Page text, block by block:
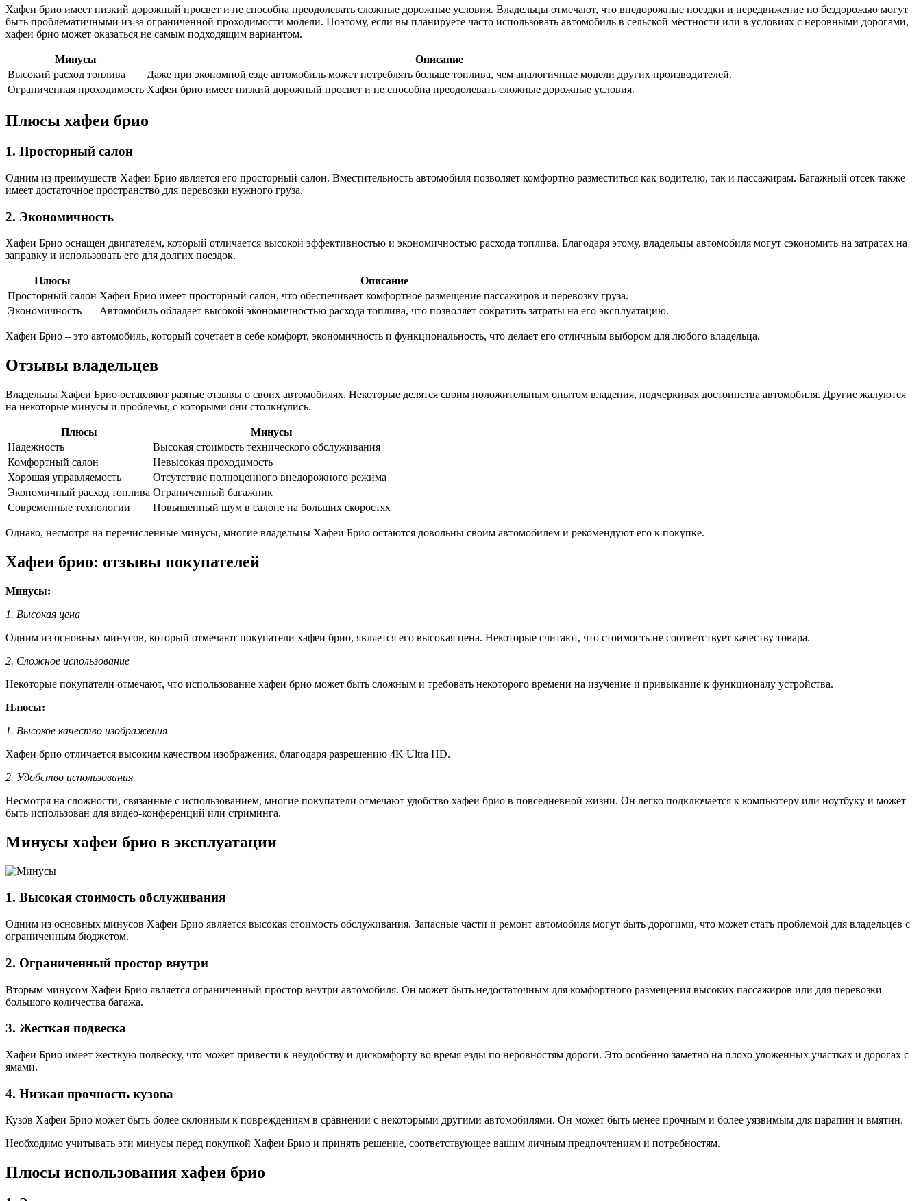
Хафеи брио имеет низкий дорожный просвет и не способна преодолевать сложные дорожные условия. Владельцы отмечают, что внедорожные поездки и передвижение по бездорожью могут
быть проблематичными из-за ограниченной проходимости модели. Поэтому, если вы планируете часто использовать автомобиль в сельской местности или в условиях с неровными дорогами,
хафеи брио может оказаться не самым подходящим вариантом.
Минусы
Описание
Высокий расход топлива
Даже при экономной езде автомобиль может потреблять больше топлива, чем аналогичные модели других производителей.
Ограниченная проходимость Хафеи брио имеет низкий дорожный просвет и не способна преодолевать сложные дорожные условия.
Плюсы хафеи брио
1. Просторный салон
Одним из преимуществ Хафеи Брио является его просторный салон. Вместительность автомобиля позволяет комфортно разместиться как водителю, так и пассажирам. Багажный отсек также
имеет достаточное пространство для перевозки нужного груза.
2. Экономичность
Хафеи Брио оснащен двигателем, который отличается высокой эффективностью и экономичностью расхода топлива. Благодаря этому, владельцы автомобиля могут сэкономить на затратах на
заправку и использовать его для долгих поездок.
Плюсы
Описание
Просторный салон Хафеи Брио имеет просторный салон, что обеспечивает комфортное размещение пассажиров и перевозку груза.
Экономичность
Автомобиль обладает высокой экономичностью расхода топлива, что позволяет сократить затраты на его эксплуатацию.
Хафеи Брио – это автомобиль, который сочетает в себе комфорт, экономичность и функциональность, что делает его отличным выбором для любого владельца.
Отзывы владельцев
Владельцы Хафеи Брио оставляют разные отзывы о своих автомобилях. Некоторые делятся своим положительным опытом владения, подчеркивая достоинства автомобиля. Другие жалуются
на некоторые минусы и проблемы, с которыми они столкнулись.
Плюсы
Минусы
Надежность
Высокая стоимость технического обслуживания
Комфортный салон
Невысокая проходимость
Хорошая управляемость
Отсутствие полноценного внедорожного режима
Экономичный расход топлива Ограниченный багажник
Современные технологии
Повышенный шум в салоне на больших скоростях
Однако, несмотря на перечисленные минусы, многие владельцы Хафеи Брио остаются довольны своим автомобилем и рекомендуют его к покупке.
Хафеи брио: отзывы покупателей
Минусы:
1. Высокая цена
Одним из основных минусов, который отмечают покупатели хафеи брио, является его высокая цена. Некоторые считают, что стоимость не соответствует качеству товара.
2. Сложное использование
Некоторые покупатели отмечают, что использование хафеи брио может быть сложным и требовать некоторого времени на изучение и привыкание к функционалу устройства.
Плюсы:
1. Высокое качество изображения
Хафеи брио отличается высоким качеством изображения, благодаря разрешению 4K Ultra HD.
2. Удобство использования
Несмотря на сложности, связанные с использованием, многие покупатели отмечают удобство хафеи брио в повседневной жизни. Он легко подключается к компьютеру или ноутбуку и может
быть использован для видео-конференций или стриминга.
Минусы хафеи брио в эксплуатации
1. Высокая стоимость обслуживания
Одним из основных минусов Хафеи Брио является высокая стоимость обслуживания. Запасные части и ремонт автомобиля могут быть дорогими, что может стать проблемой для владельцев с
ограниченным бюджетом.
2. Ограниченный простор внутри
Вторым минусом Хафеи Брио является ограниченный простор внутри автомобиля. Он может быть недостаточным для комфортного размещения высоких пассажиров или для перевозки
большого количества багажа.
3. Жесткая подвеска
Хафеи Брио имеет жесткую подвеску, что может привести к неудобству и дискомфорту во время езды по неровностям дороги. Это особенно заметно на плохо уложенных участках и дорогах с
ямами.
4. Низкая прочность кузова
Кузов Хафеи Брио может быть более склонным к повреждениям в сравнении с некоторыми другими автомобилями. Он может быть менее прочным и более уязвимым для царапин и вмятин.
Необходимо учитывать эти минусы перед покупкой Хафеи Брио и принять решение, соответствующее вашим личным предпочтениям и потребностям.
Плюсы использования хафеи брио